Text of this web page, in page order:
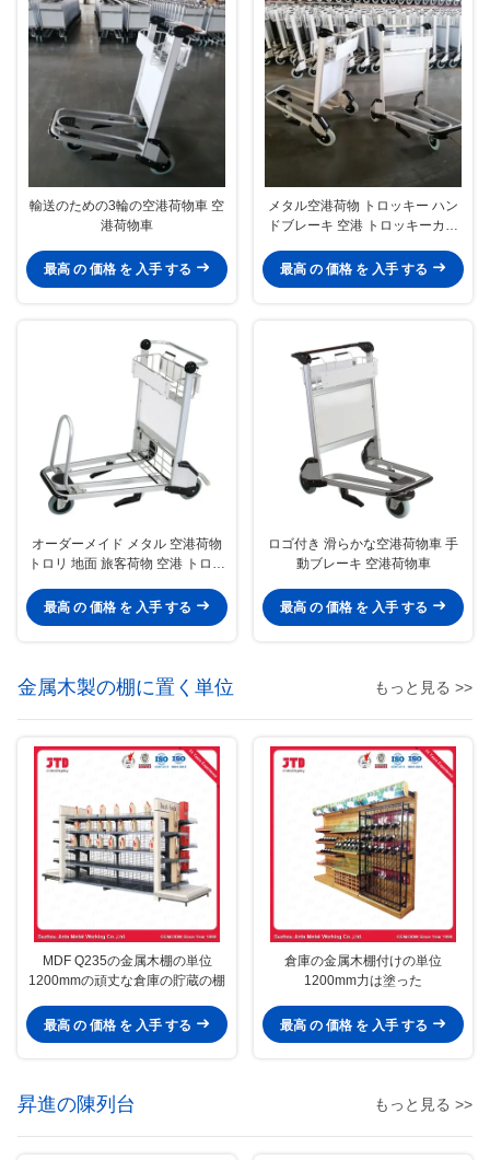
輸送のための3輪の空港荷物車 空
港荷物車
最高 の 価格 を 入手 する
メタル空港荷物 トロッキー ハン
ドブレーキ 空港 トロッキーカー
最高 の 価格 を 入手 する
オーダーメイド メタル 空港荷物
トロリ 地面 旅客荷物 空港 トロリ
最高 の 価格 を 入手 する
ロゴ付き 滑らかな空港荷物車 手
動ブレーキ 空港荷物車
最高 の 価格 を 入手 する
金属木製の棚に置く単位 もっと見る >>
MDF Q235の金属木棚の単位
1200mmの頑丈な倉庫の貯蔵の棚
最高 の 価格 を 入手 する
倉庫の金属木棚付けの単位
1200mm力は塗った
最高 の 価格 を 入手 する
昇進の陳列台 もっと見る >>